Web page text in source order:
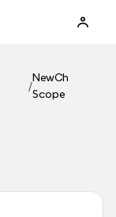
/
NewCh
Scope